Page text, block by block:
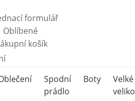
formulář
Oblíbené
košík
Spodní
prádlo
Boty
Velké